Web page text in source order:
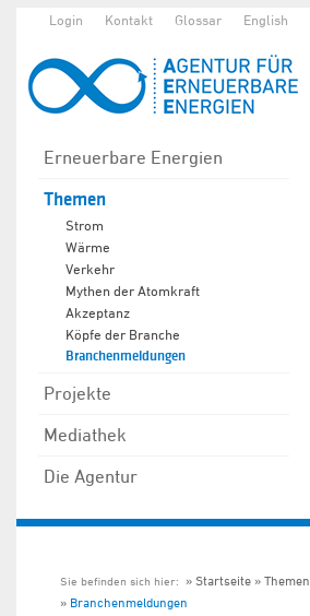
Login Kontakt Glossar English
Erneuerbare Energien
Themen
Strom
Wärme
Verkehr
Mythen der Atomkraft
Akzeptanz
Köpfe der Branche
Branchenmeldungen
Projekte
Mediathek
Die Agentur
Sie befinden sich hier: Startseite
Themen
Branchenmeldungen